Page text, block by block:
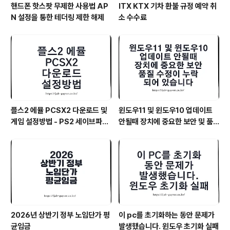
핸드폰 핫스팟 무제한 사용법 AP
N 설정을 통한 테더링 제한 해제
ITX KTX 기차 환불 규정 예약 취
소 수수료
플스2 에뮬 PCSX2 다운로드 및
게임 설정방법 - PS2 세이브파일
윈도우11 및 윈도우10 업데이트
안될때 장치에 중요한 보안 및 품
2026년 상반기 정부 노임단가 평
균임금
이 pc를 초기화하는 동안 문제가
발생했습니다. 윈도우 초기화 실패